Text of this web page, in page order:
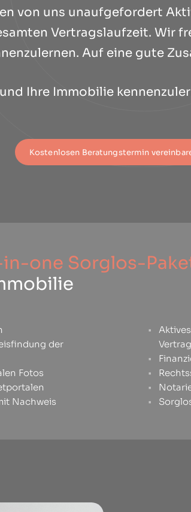
von uns unaufgefordert
Vertragslaufzeit. Wir
Auf eine gute
Ihre Immobilie
Kostenlosen Beratungstermin
one Sorglos-
der
Fotos
Nachweis